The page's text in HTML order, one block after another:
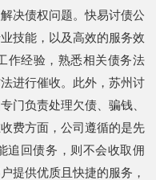
决债权问题。快易讨债公
技能，以及高效的服务效
作经验，熟悉相关债务法
进行催收。此外，苏州讨
门负责处理欠债、骗钱、
费方面，公司遵循的是先
追回债务，则不会收取佣
提供优质且快捷的服务，